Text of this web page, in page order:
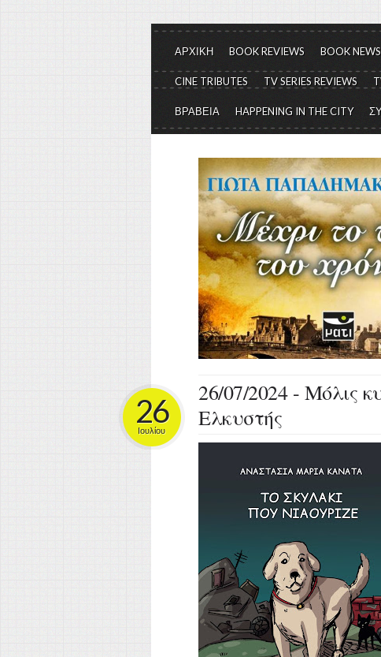
ΑΡΧΙΚΗ BOOK REVIEWS BOOK NEWS
CINE TRIBUTES TV SERIES REVIEWS
ΒΡΑΒΕΙΑ HAPPENING IN THE CITY
26/07/2024 - Μόλις
Ελκυστής
26
Ιουλίου